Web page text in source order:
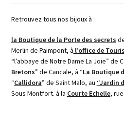
Retrouvez tous nos bijoux à :
la Boutique de la Porte des secrets
Merlin de Paimpont, à l’office de
“l’abbaye de Notre Dame La Joie” de
Bretons” de Cancale, à “La Boutique
“Callidora” de Saint Malo, au “Jardin
Sous Montfort. à la Courte Echelle,